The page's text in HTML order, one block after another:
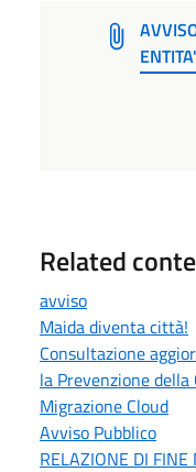
ENTITA'
Related
avviso
Maida diventa città!
Consultazione
la Prevenzione
Migrazione Cloud
Avviso Pubblico
RELAZIONE DI